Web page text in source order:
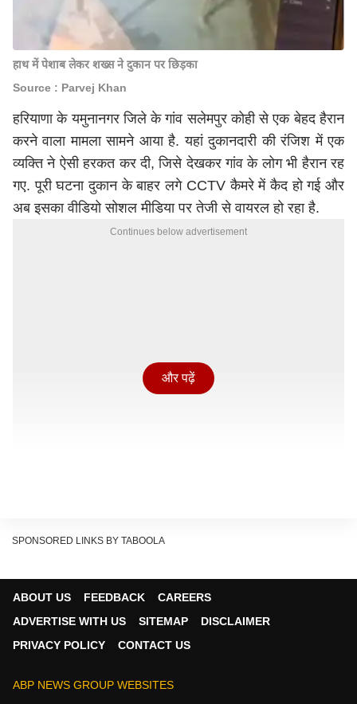
हाथ में पेशाब लेकर शख्स ने दुकान पर छिड़का
Source : Parvej Khan
हरियाणा के यमुनानगर जिले के गांव सलेमपुर कोही से एक बेहद हैरान
करने वाला मामला सामने आया है. यहां दुकानदारी की रंजिश में एक
व्यक्ति ने ऐसी हरकत कर दी, जिसे देखकर गांव के लोग भी हैरान रह
गए. पूरी घटना दुकान के बाहर लगे CCTV कैमरे में कैद हो गई और
अब इसका वीडियो सोशल मीडिया पर तेजी से वायरल हो रहा है.
Continues below advertisement
सोनीपत ट्रिपल मर्डर केस: एक साल पहले भी महिला से की थी
और पढ़ें
SPONSORED LINKS BY TABOOLA
ABOUT US FEEDBACK
CAREERS
ADVERTISE WITH US
SITEMAP
DISCLAIMER
PRIVACY POLICY
CONTACT US
ABP NEWS GROUP WEBSITES